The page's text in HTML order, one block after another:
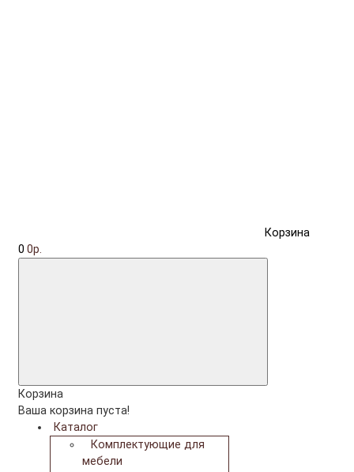
Корзина
0 0р.
Корзина
Ваша корзина пуста!
Каталог
Комплектующие для
мебели